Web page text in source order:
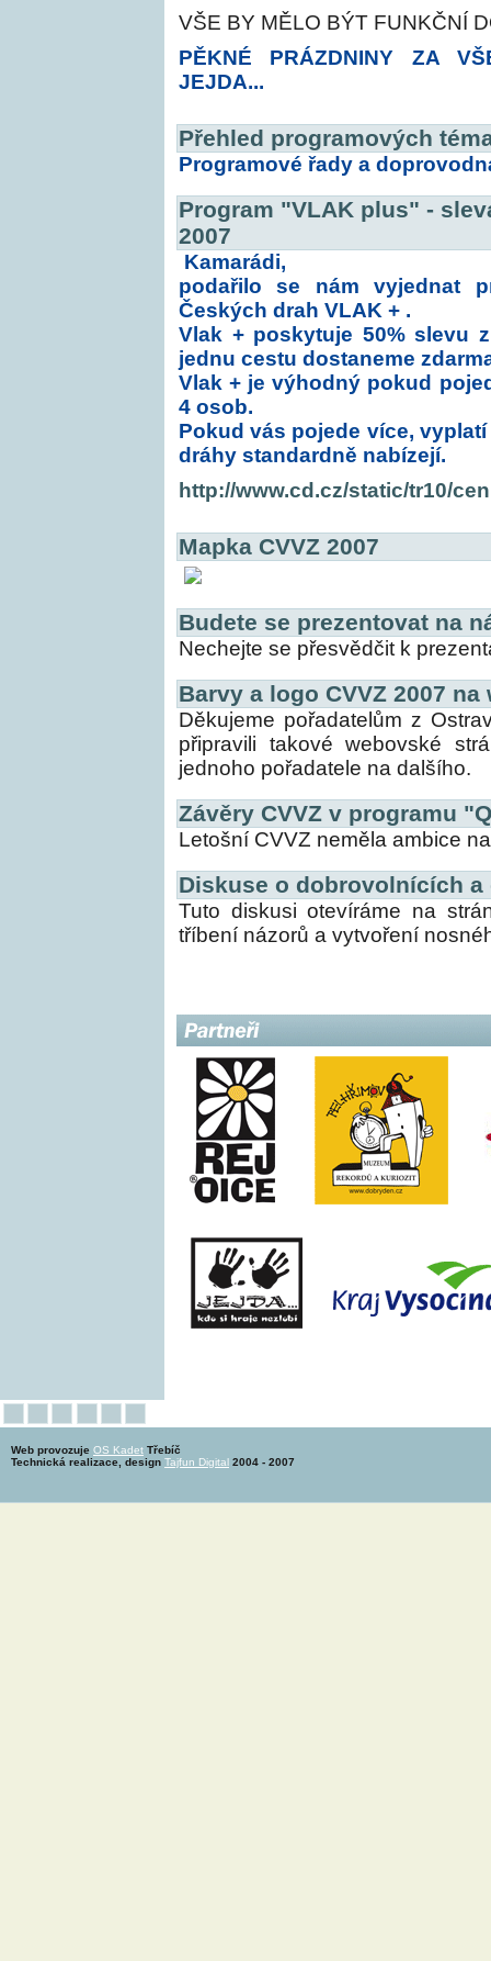
VŠE BY MĚLO BÝT FUNKČNÍ
PĚKNÉ PRÁZDNINY ZA
JEJDA...
Přehled programových
Programové řady a
Program "VLAK plus" -
2007
Kamarádi,
podařilo se nám vyjednat
Českých drah VLAK + .
Vlak + poskytuje 50% slevu
jednu cestu dostaneme
Vlak + je výhodný pokud
4 osob.
Pokud vás pojede více,
dráhy standardně nabízejí.
http://www.cd.cz/static/tr10/
Mapka CVVZ 2007
Budete se prezentovat na
Nechejte se přesvědčit k
Barvy a logo CVVZ 2007 na
Děkujeme pořadatelům z
připravili takové webovské
jednoho pořadatele na dalšího.
Závěry CVVZ v programu
Letošní CVVZ neměla ambice
Diskuse o dobrovolnících
Tuto diskusi otevíráme na
tříbení názorů a vytvoření
Web provozuje OS Kadet Třebíč
Technická realizace, design Tajfun Digital 2004 - 2007